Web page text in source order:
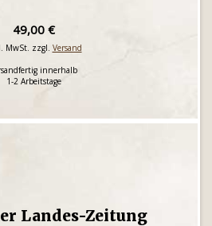
49,00 €
MwSt. zzgl. Versand
innerhalb
1-2 Arbeitstage
Landes-Zeitung